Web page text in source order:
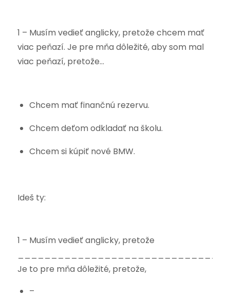
1 – Musím vedieť anglicky, pretože chcem mať
viac peňazí. Je pre mňa dôležité, aby som mal
viac peňazí, pretože…
Chcem mať finančnú rezervu.
Chcem deťom odkladať na školu.
Chcem si kúpiť nové BMW.
Ideš ty:
1 – Musím vedieť anglicky, pretože
Je to pre mňa dôležité, pretože,
–